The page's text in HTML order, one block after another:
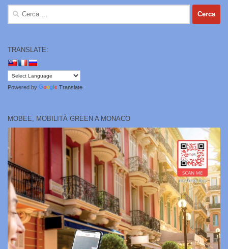
Ricerca
TRANSLATE:
Powered by Translate
MOBEE, MOBILITÀ GREEN A MONACO